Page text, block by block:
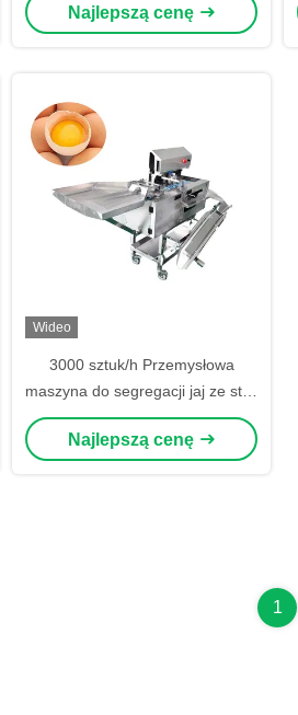
220V/380V
Najlepszą cenę
Wideo
3000 sztuk/h Przemysłowa
maszyna do segregacji jaj ze stali
nierdzewnej
Najlepszą cenę
1